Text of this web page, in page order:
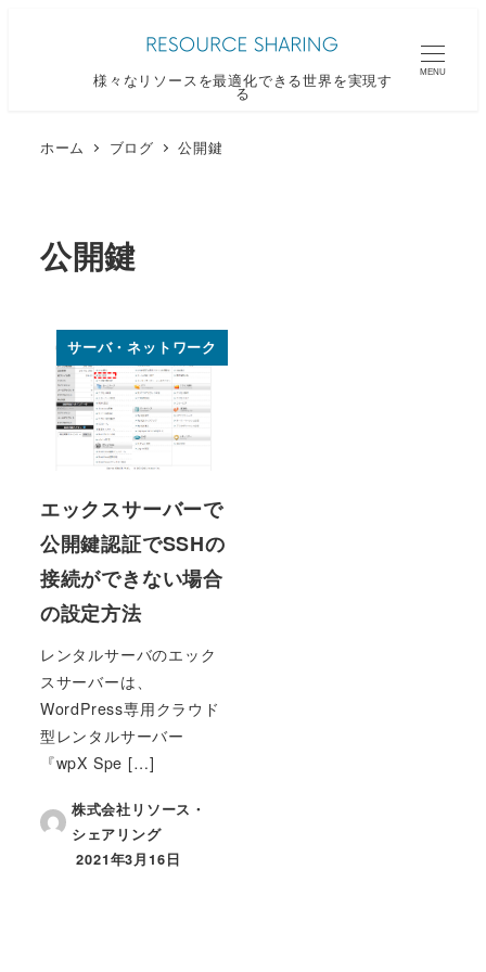
様々なリソースを最適化できる世界を実現す
る
MENU
ホーム ブログ 公開鍵
公開鍵
サーバ・ネットワーク
エックスサーバーで
公開鍵認証でSSHの
接続ができない場合
の設定方法
レンタルサーバのエック
スサーバーは、
WordPress専用クラウド
型レンタルサーバー
『wpX Spe […]
株式会社リソース・
シェアリング
投稿日
2021年3月16日